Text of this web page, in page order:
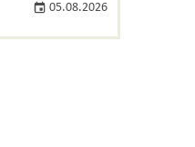
05.08.2026